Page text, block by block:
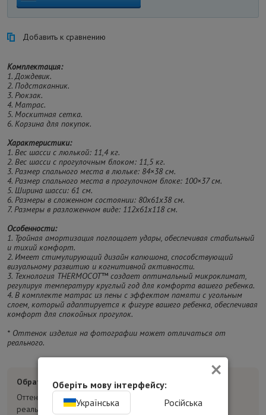
Добавить к сравнению
Комплектация:
1. Дождевик.
2. Подстаканник.
3. Рюкзак.
4. Матрас.
5. Москитная сетка.
6. Корзина для покупок.
Характеристики:
1. Вес шасси с люлькой: 11,4 кг.
2. Вес шасси с прогулочным блоком: 11,5 кг.
3. Размер спального места в люльке: 84×38 см.
4. Размер спального места в прогулочном блоке: 100×37 см.
5. Ширина шасси: 61 см.
6. Размеры в сложенном состоянии: 80х61х38 см.
7. Размеры в разложенном виде: 112х61х118 см.
Особенности:
1. Тройная амортизация поглощает удары, обеспечивая стабильный
и тихий комфорт.
2. Имеет стимулирующий дизайн капюшона, способствующий
визуальному развитию и когнитивной активности.
3. Технология THERMOCOT™ создает оптимальный микроклимат,
регулируя температуру круглый год для комфорта вашего ребенка.
4. В комплекте матрас из пены с эффектом памяти с угольным
слоем, который адаптируется к фигуре вашего ребенка, обеспечивая
комфорт для спокойных прогулок.
* Оттенок изделия на фотографии может отличаться от
реального.
Обратите внимание:
Оттенок товара на фотографиях может отличаться от
реального.
×
Оберіть мову інтерфейсу:
Українська
Російська